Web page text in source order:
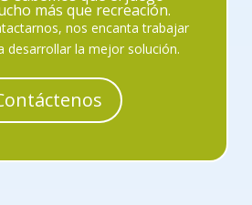
más que recreación.
nos encanta trabajar
desarrollar la mejor solución.